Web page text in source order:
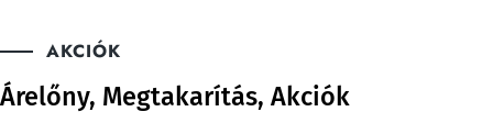
AKCIÓK
Árelőny, Megtakarítás, Akciók